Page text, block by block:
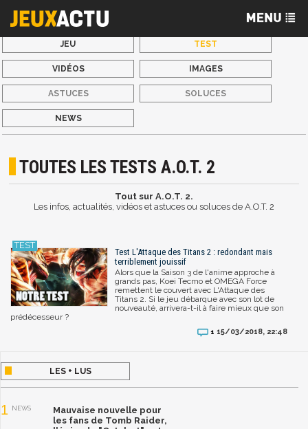
JEU TEST
VIDÉOS IMAGES
ASTUCES SOLUCES
NEWS
TOUTES LES TESTS A.O.T. 2
Tout sur A.O.T. 2.
Les infos, actualités, vidéos et astuces ou soluces de A.O.T. 2
Test L'Attaque des Titans 2 : redondant mais
terriblement jouissif
Alors que la Saison 3 de l'anime approche à
grands pas, Koei Tecmo et OMEGA Force
remettent le couvert avec L'Attaque des
Titans 2. Si le jeu débarque avec son lot de
nouveauté, arrivera-t-il à faire mieux que son
prédécesseur ?
1 15/03/2018, 22:48
LES + LUS
1 NEWS
Mauvaise nouvelle pour
les fans de Tomb Raider,